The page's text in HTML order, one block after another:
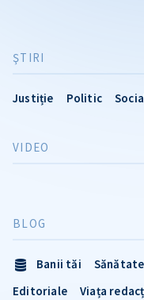
ŞTIRI
Justiție Politic
VIDEO
BLOG
Banii tăi Sănătate
Editoriale
Viața